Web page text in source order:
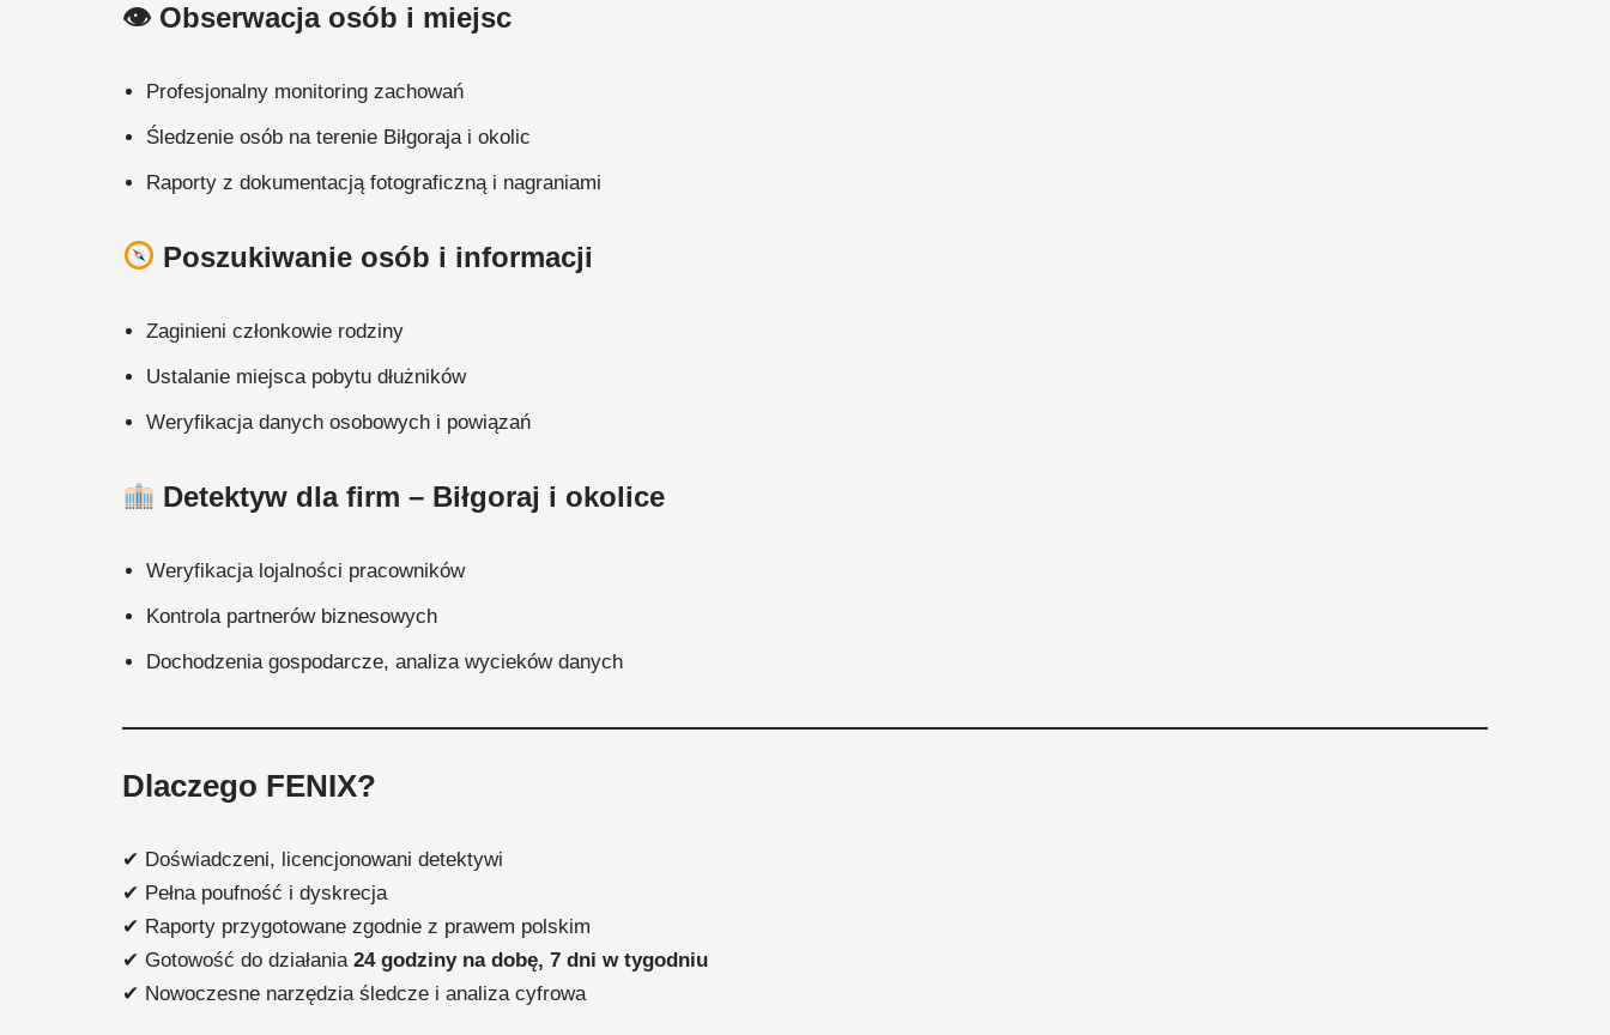
👁 Obserwacja osób i miejsc
Profesjonalny monitoring zachowań
Śledzenie osób na terenie Biłgoraja i okolic
Raporty z dokumentacją fotograficzną i nagraniami
Poszukiwanie osób i informacji
Zaginieni członkowie rodziny
Ustalanie miejsca pobytu dłużników
Weryfikacja danych osobowych i powiązań
Detektyw dla firm – Biłgoraj i okolice
Weryfikacja lojalności pracowników
Kontrola partnerów biznesowych
Dochodzenia gospodarcze, analiza wycieków danych
Dlaczego FENIX?
✔ Doświadczeni, licencjonowani detektywi
✔ Pełna poufność i dyskrecja
✔ Raporty przygotowane zgodnie z prawem polskim
✔ Gotowość do działania 24 godziny na dobę, 7 dni w tygodniu
✔ Nowoczesne narzędzia śledcze i analiza cyfrowa